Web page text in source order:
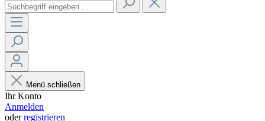
Menü schließen
Ihr Konto
Anmelden
oderregistrieren